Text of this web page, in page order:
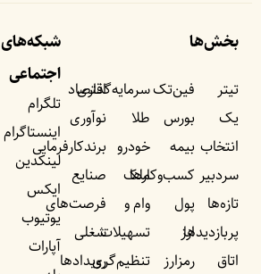
بخش‌ها
تیتر
یک
انتخاب
سردبیر
تازه‌ها
پربازدید‌ها
اتاق
فین‌تک
بورس
بیمه
کسب‌وکار‌ها
پول
ارز
رمزارز
سرمایه‌گذاری
طلا
خودرو
ملک
وام و
تسهیلات
تنظیم‌گری
اقتصاد
نوآوری
برندکارفرمایی
صنایع
فرصت‌های
شغلی
رویداد‌ها
شبکه‌های
اجتماعی
تلگرام
اینستاگرام
لینکدین
ایکس
یوتیوب
آپارات